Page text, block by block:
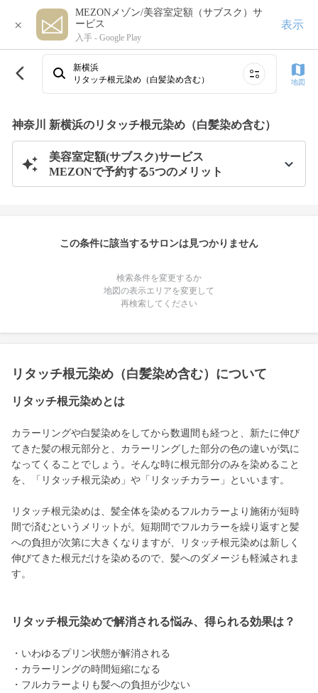
×
MEZONメゾン/美容室定額（サブスク）サ
ービス
入手 - Google Play
表示
新横浜
リタッチ根元染め（白髪染め含む）
地図
神奈川 新横浜のリタッチ根元染め（白髪染め含む）
美容室定額(サブスク)サービス
MEZONで予約する5つのメリット
この条件に該当するサロンは見つかりません
検索条件を変更するか
地図の表示エリアを変更して
再検索してください
リタッチ根元染め（白髪染め含む）について
リタッチ根元染めとは
カラーリングや白髪染めをしてから数週間も経つと、新たに伸び
てきた髪の根元部分と、カラーリングした部分の色の違いが気に
なってくることでしょう。そんな時に根元部分のみを染めること
を、「リタッチ根元染め」や「リタッチカラー」といいます。
リタッチ根元染めは、髪全体を染めるフルカラーより施術が短時
間で済むというメリットが。短期間でフルカラーを繰り返すと髪
への負担が次第に大きくなりますが、リタッチ根元染めは新しく
伸びてきた根元だけを染めるので、髪へのダメージも軽減されま
す。
リタッチ根元染めで解消される悩み、得られる効果は？
・いわゆるプリン状態が解消される
・カラーリングの時間短縮になる
・フルカラーよりも髪への負担が少ない